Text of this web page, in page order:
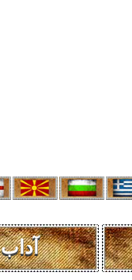
آداب